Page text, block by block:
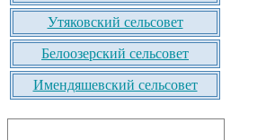
Утяковский сельсовет
Белоозерский сельсовет
Имендяшевский сельсовет